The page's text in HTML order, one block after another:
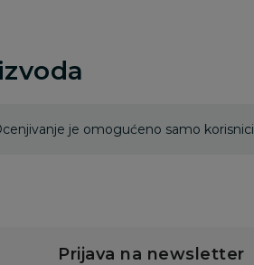
je omogućeno samo
Prijava na newsletter